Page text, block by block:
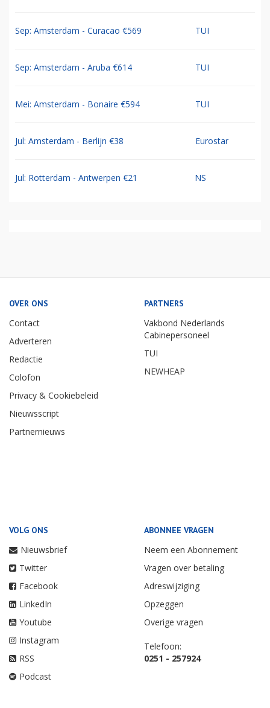
Sep: Amsterdam - Curacao €569 TUI
Sep: Amsterdam - Aruba €614 TUI
Mei: Amsterdam - Bonaire €594 TUI
Jul: Amsterdam - Berlijn €38 Eurostar
Jul: Rotterdam - Antwerpen €21 NS
OVER ONS
Contact
Adverteren
Redactie
Colofon
Privacy & Cookiebeleid
Nieuwsscript
Partnernieuws
PARTNERS
Vakbond Nederlands
Cabinepersoneel
TUI
NEWHEAP
VOLG ONS
Nieuwsbrief
Twitter
Facebook
LinkedIn
Youtube
Instagram
RSS
Podcast
ABONNEE VRAGEN
Neem een Abonnement
Vragen over betaling
Adreswijziging
Opzeggen
Overige vragen
Telefoon:
0251 - 257924